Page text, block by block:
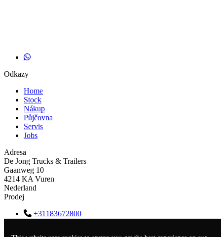
Odkazy
Home
Stock
Nákup
Půjčovna
Servis
Jobs
Adresa
De Jong Trucks & Trailers
Gaanweg 10
4214 KA Vuren
Nederland
Prodej
+31183672800